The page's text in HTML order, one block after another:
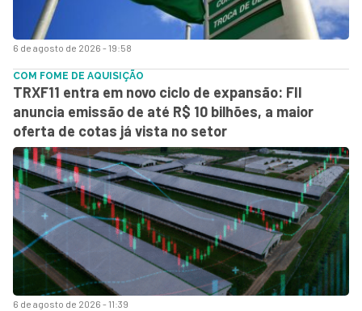
6 de agosto de 2026 - 19:58
6 de agosto de 2026 - 11:39
COM FOME DE AQUISIÇÃO
TRXF11 entra em novo ciclo de expansão: FII
anuncia emissão de até R$ 10 bilhões, a maior
oferta de cotas já vista no setor